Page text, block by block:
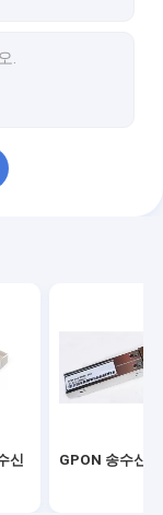
신
GPON 송수신기